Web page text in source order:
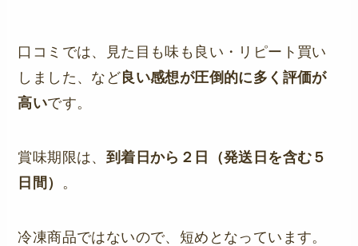
口コミでは、見た目も味も良い・リピート買い
しました、など良い感想が圧倒的に多く評価が
高いです。
賞味期限は、 到着日から２日（発送日を含む５
日間）
。
冷凍商品ではないので、短めとなっています。